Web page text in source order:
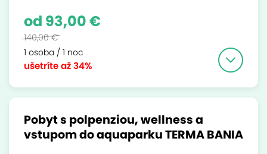
ušetríteaž 34%
od 93,00 €
140,00 €
1 osoba / 1 noc
Pobyt s polpenziou, wellness a
vstupom do aquaparku TERMA BANIA